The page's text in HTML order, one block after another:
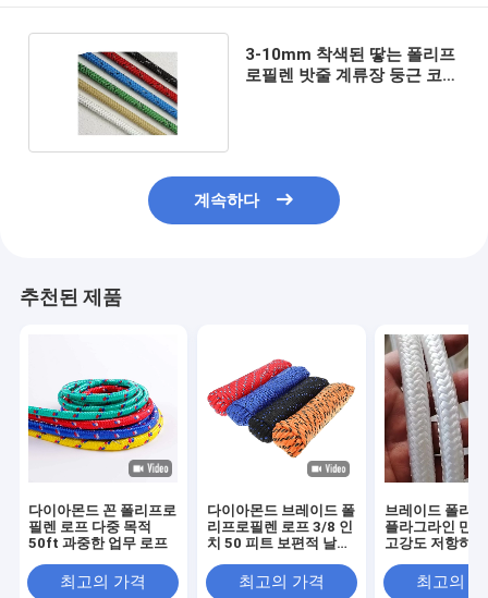
3-10mm 착색된 땋는 폴리프
로필렌 밧줄 계류장 둥근 코드
계속하다
추천된 제품
다이아몬드 꼰 폴리프로
필렌 로프 다중 목적
50ft 과중한 업무 로프
최고의 가격
다이아몬드 브레이드 폴
리프로필렌 로프 3/8 인
치 50 피트 보편적 날씨
최고의 가격
브레이드 폴리
플라그라인 만
고강도 저항하
최고의